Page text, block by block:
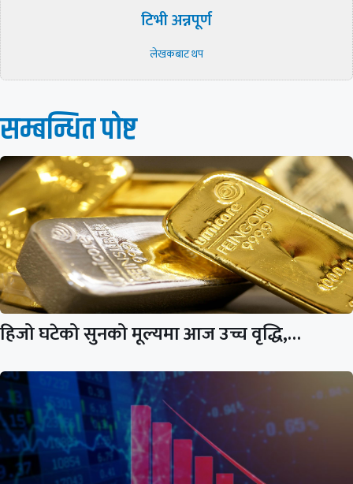
टिभी अन्नपूर्ण
लेखकबाट थप
सम्बन्धित पाेष्ट
हिजो घटेको सुनको मूल्यमा आज उच्च वृद्धि,…